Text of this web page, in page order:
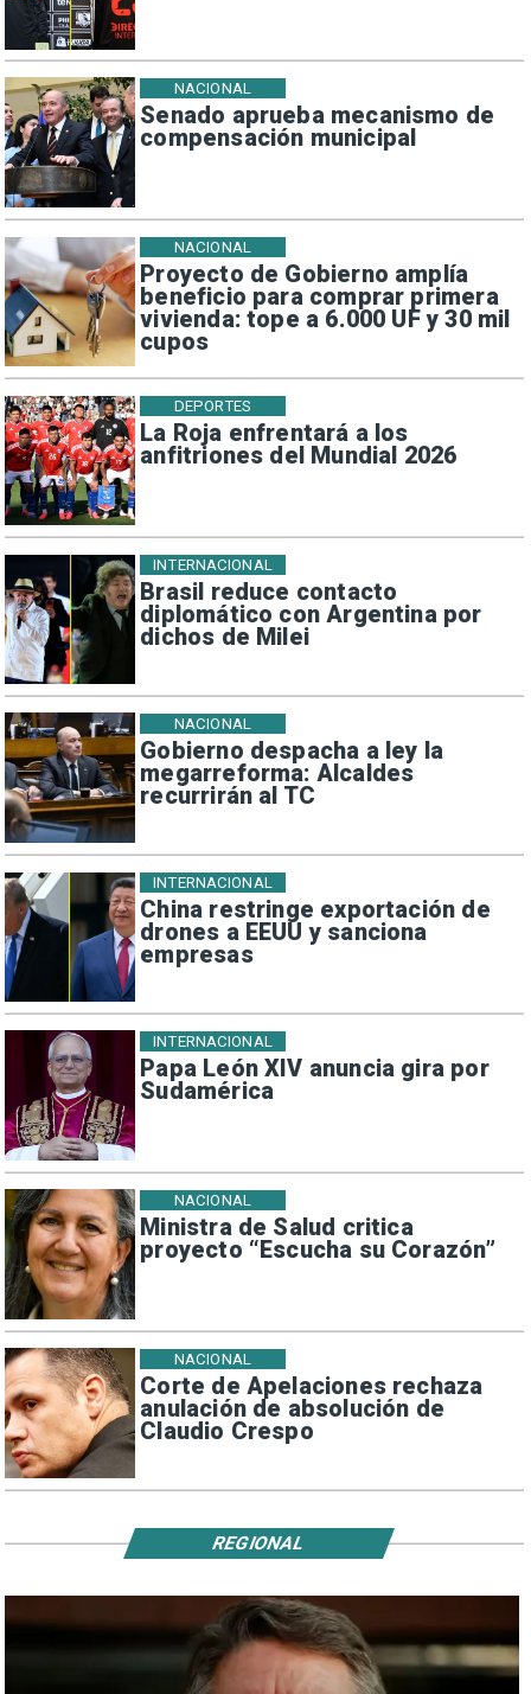
Senado aprueba mecanismo de
compensación municipal
NACIONAL
Proyecto de Gobierno amplía
beneficio para comprar primera
vivienda: tope a 6.000 UF y 30 mil
cupos
NACIONAL
La Roja enfrentará a los
anfitriones del Mundial 2026
DEPORTES
Brasil reduce contacto
diplomático con Argentina por
dichos de Milei
INTERNACIONAL
Gobierno despacha a ley la
megarreforma: Alcaldes
recurrirán al TC
NACIONAL
China restringe exportación de
drones a EEUU y sanciona
empresas
INTERNACIONAL
Papa León XIV anuncia gira por
Sudamérica
INTERNACIONAL
Ministra de Salud critica
proyecto “Escucha su Corazón”
NACIONAL
Corte de Apelaciones rechaza
anulación de absolución de
Claudio Crespo
NACIONAL
REGIONAL